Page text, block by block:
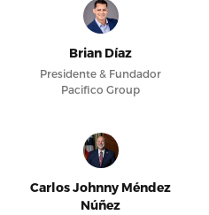
Brian Díaz
Presidente & Fundador
Pacifico Group
Carlos Johnny Méndez
Núñez